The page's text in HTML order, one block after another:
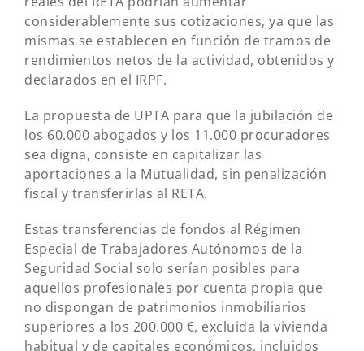
considerablemente sus cotizaciones, ya que las
mismas se establecen en función de tramos de
rendimientos netos de la actividad, obtenidos y
declarados en el IRPF.
La propuesta de UPTA para que la jubilación de
los 60.000 abogados y los 11.000 procuradores
sea digna, consiste en capitalizar las
aportaciones a la Mutualidad, sin penalización
fiscal y transferirlas al RETA.
Estas transferencias de fondos al Régimen
Especial de Trabajadores Autónomos de la
Seguridad Social solo serían posibles para
aquellos profesionales por cuenta propia que
no dispongan de patrimonios inmobiliarios
superiores a los 200.000 €, excluida la vivienda
habitual y de capitales económicos, incluidos